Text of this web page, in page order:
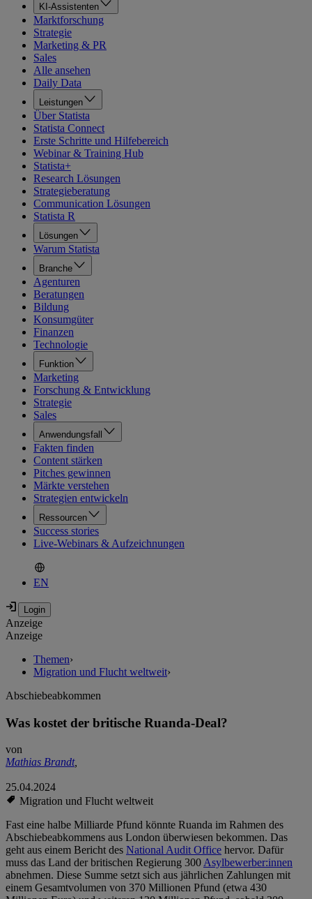
KI-Assistenten
Marktforschung
Strategie
Marketing & PR
Sales
Alle ansehen
Daily Data
Leistungen
Über Statista
Statista Connect
Erste Schritte und Hilfebereich
Webinar & Training Hub
Statista+
Research Lösungen
Strategieberatung
Communication Lösungen
Statista R
Lösungen
Warum Statista
Branche
Agenturen
Beratungen
Bildung
Konsumgüter
Finanzen
Technologie
Funktion
Marketing
Forschung & Entwicklung
Strategie
Sales
Anwendungsfall
Fakten finden
Content stärken
Pitches gewinnen
Märkte verstehen
Strategien entwickeln
Ressourcen
Success stories
Live-Webinars & Aufzeichnungen
EN
Anzeige
Anzeige
Themen›
Migration und Flucht weltweit›
Abschiebeabkommen
Was kostet der britische Ruanda-Deal?
von
Mathias Brandt,
25.04.2024
Migration und Flucht weltweit
Fast eine halbe Milliarde Pfund könnte Ruanda im Rahmen des
Abschiebeabkommens aus London überwiesen bekommen. Das
geht aus einem Bericht des National Audit Office hervor. Dafür
muss das Land der britischen Regierung 300Asylbewerber:innen
abnehmen. Diese Summe setzt sich aus jährlichen Zahlungen mit
einem Gesamtvolumen von 370 Millionen Pfund (etwa 430